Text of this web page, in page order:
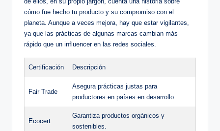
cómo fue hecho tu producto y su compromiso con el
planeta. Aunque a veces mejora, hay que estar vigilantes,
ya que las prácticas de algunas marcas cambian más
rápido que un influencer en las redes sociales.
Certificación Descripción
Fair Trade
Asegura prácticas justas para
productores en países en desarrollo.
Ecocert
Garantiza productos orgánicos y
sostenibles.